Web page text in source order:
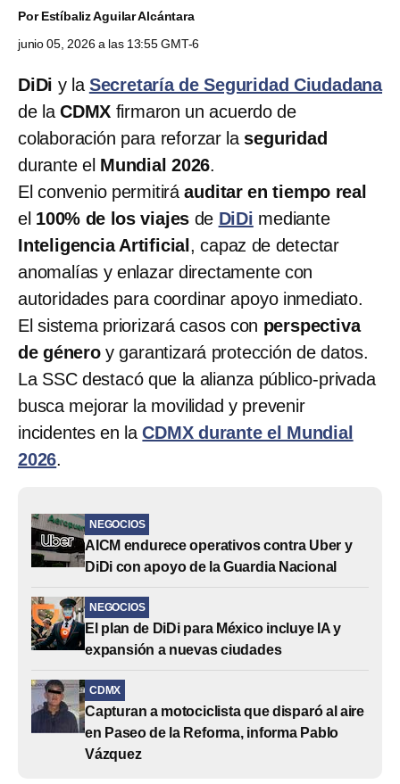
PorEstíbaliz Aguilar Alcántara
junio 05, 2026 a las 13:55 GMT-6
DiDi y la Secretaría de Seguridad Ciudadana
de la CDMX firmaron un acuerdo de
colaboración para reforzar la seguridad
durante el Mundial 2026.
El convenio permitiráauditar en tiempo real
el 100% de los viajes de DiDi mediante
Inteligencia Artificial , capaz de detectar
anomalías y enlazar directamente con
autoridades para coordinar apoyo inmediato.
El sistema priorizará casos con perspectiva
de géneroy garantizará protección de datos.
La SSC destacó que la alianza público‑privada
busca mejorar la movilidad y prevenir
incidentes en laCDMX durante el Mundial
2026.
NEGOCIOS
AICM endurece operativos contra Uber y
DiDi con apoyo de la Guardia Nacional
NEGOCIOS
El plan de DiDi para México incluye IA y
expansión a nuevas ciudades
CDMX
Capturan a motociclista que disparó al aire
en Paseo de la Reforma, informa Pablo
Vázquez